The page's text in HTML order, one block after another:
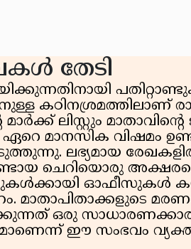
തേടി
കഠിനശ്രമത്തിലാണ്
ലിസ്റ്റും
മാനസിക വിഷമം
ലഭ്യമായ രേഖകളിൽ
ചെറിയൊരു
ഓഫീസുകൾ
മാതാപിതാക്കളുടെ
ഒരു
ഈ സംഭവം